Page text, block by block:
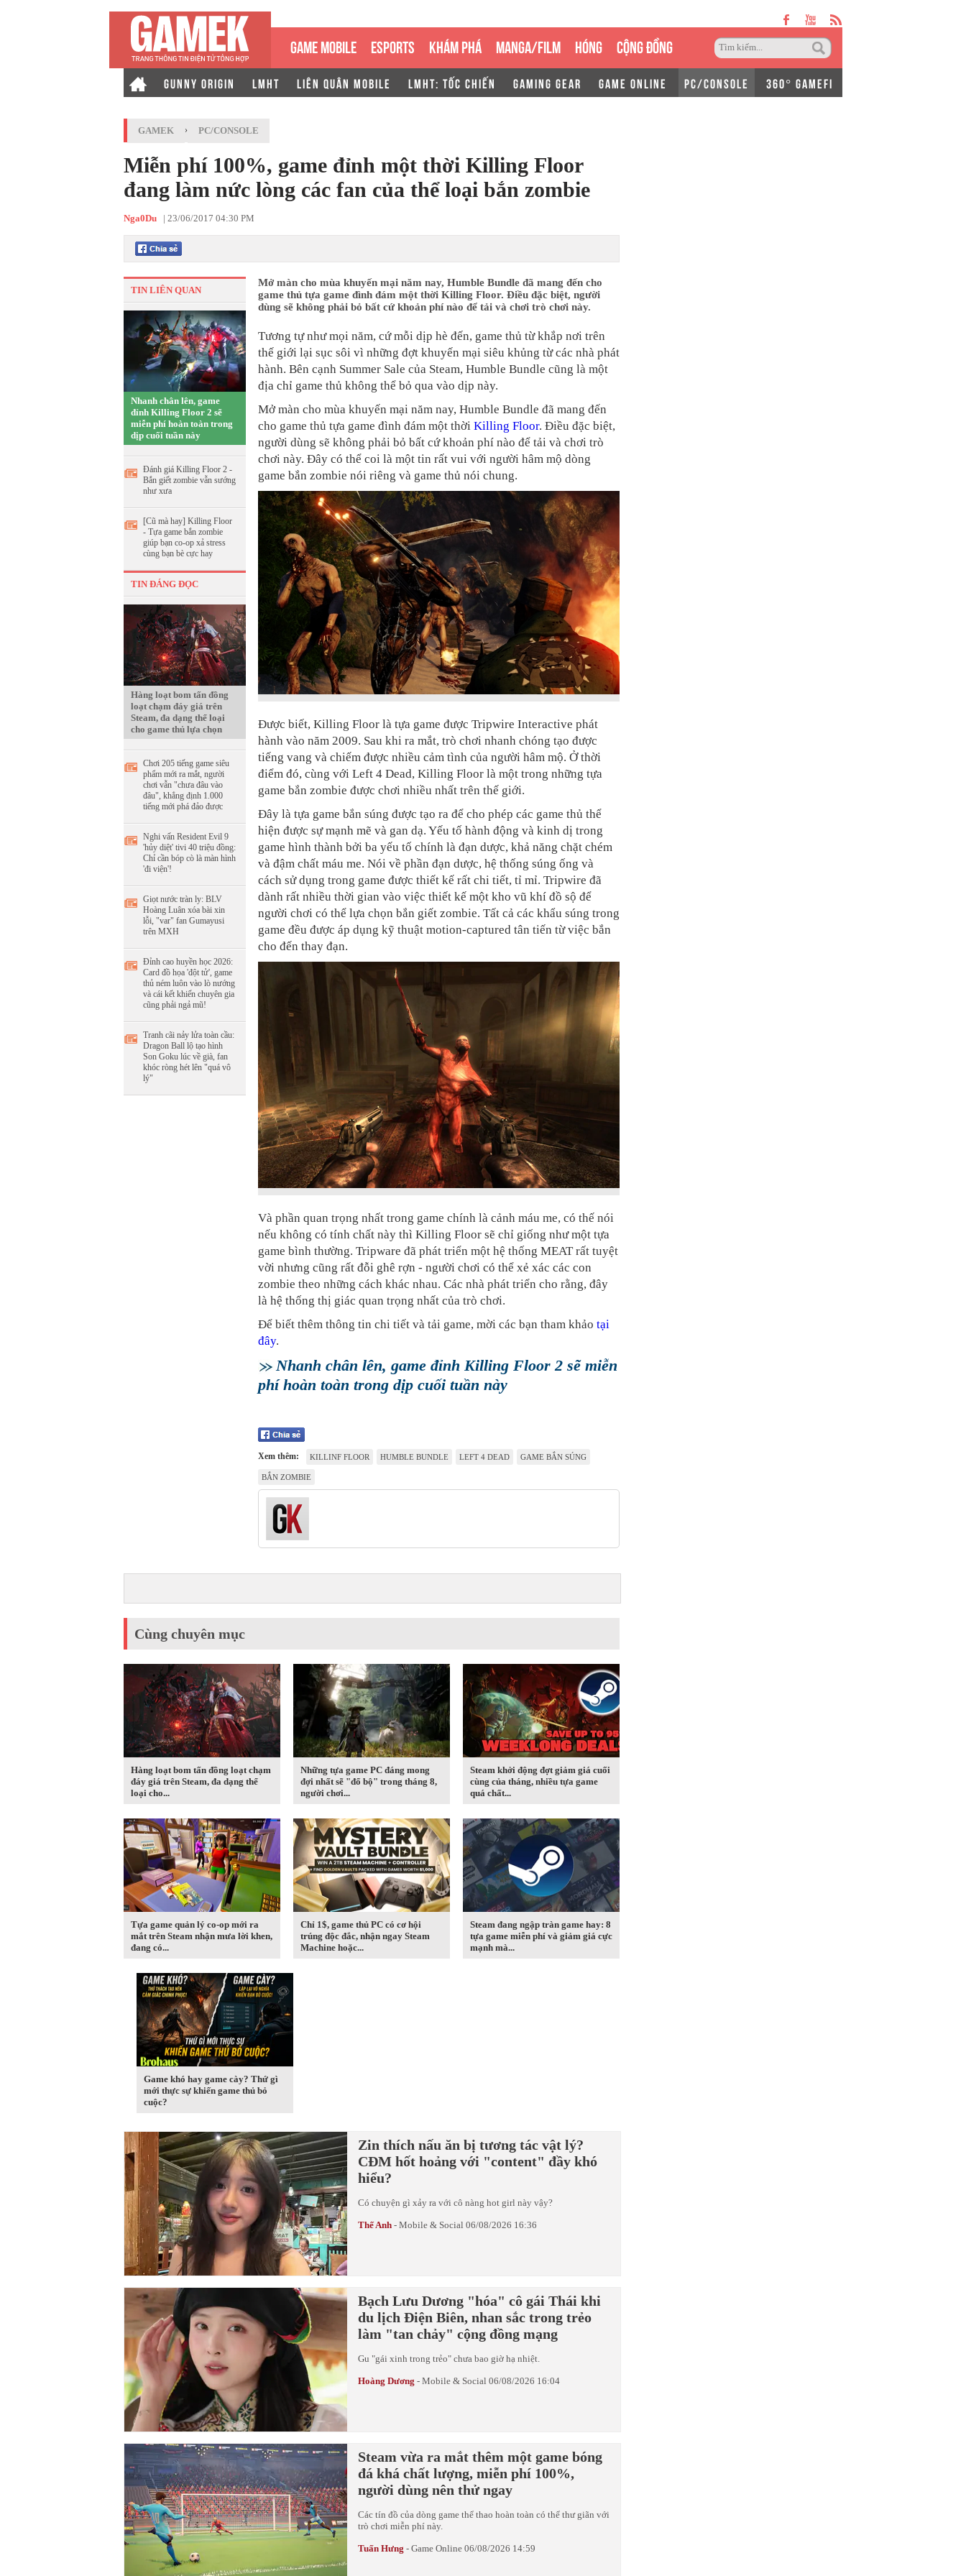
GAME MOBILE ESPORTS KHÁM PHÁ MANGA/FILM HÓNG CỘNG ĐỒNG
GUNNY ORIGIN LMHT LIÊN QUÂN MOBILE LMHT: TỐC CHIẾN GAMING GEAR GAME ONLINE PC/CONSOLE 360° GAMEFI
GAMEK › PC/CONSOLE
Miễn phí 100%, game đỉnh một thời Killing Floor
đang làm nức lòng các fan của thể loại bắn zombie
Nga0Du | 23/06/2017 04:30 PM
TIN LIÊN QUAN
Nhanh chân lên, game
đỉnh Killing Floor 2 sẽ
miễn phí hoàn toàn trong
dịp cuối tuần này
Đánh giá Killing Floor 2 -
Bắn giết zombie vẫn sướng
như xưa
[Cũ mà hay] Killing Floor
- Tựa game bắn zombie
giúp bạn co-op xả stress
cùng bạn bè cực hay
TIN ĐÁNG ĐỌC
Hàng loạt bom tấn đồng
loạt chạm đáy giá trên
Steam, đa dạng thể loại
cho game thủ lựa chọn
Chơi 205 tiếng game siêu
phẩm mới ra mắt, người
chơi vẫn "chưa đâu vào
đâu", khẳng định 1.000
tiếng mới phá đảo được
Nghi vấn Resident Evil 9
'hủy diệt' tivi 40 triệu đồng:
Chỉ cần bóp cò là màn hình
'đi viện'!
Giọt nước tràn ly: BLV
Hoàng Luân xóa bài xin
lỗi, "var" fan Gumayusi
trên MXH
Đỉnh cao huyền học 2026:
Card đồ họa 'đột tử', game
thủ ném luôn vào lò nướng
và cái kết khiến chuyên gia
cũng phải ngả mũ!
Tranh cãi nảy lửa toàn cầu:
Dragon Ball lộ tạo hình
Son Goku lúc về già, fan
khóc ròng hét lên "quá vô
lý"
Mở màn cho mùa khuyến mại năm nay, Humble Bundle đã mang đến cho
game thủ tựa game đình đám một thời Killing Floor. Điều đặc biệt, người
dùng sẽ không phải bỏ bất cứ khoản phí nào để tải và chơi trò chơi này.
Tương tự như mọi năm, cứ mỗi dịp hè đến, game thủ từ khắp nơi trên
thế giới lại sục sôi vì những đợt khuyến mại siêu khủng từ các nhà phát
hành. Bên cạnh Summer Sale của Steam, Humble Bundle cũng là một
địa chỉ game thủ không thể bỏ qua vào dịp này.
Mở màn cho mùa khuyến mại năm nay, Humble Bundle đã mang đến
cho game thủ tựa game đình đám một thời Killing Floor. Điều đặc biệt,
người dùng sẽ không phải bỏ bất cứ khoản phí nào để tải và chơi trò
chơi này. Đây có thể coi là một tin rất vui với người hâm mộ dòng
game bắn zombie nói riêng và game thủ nói chung.
Được biết, Killing Floor là tựa game được Tripwire Interactive phát
hành vào năm 2009. Sau khi ra mắt, trò chơi nhanh chóng tạo được
tiếng vang và chiếm được nhiều cảm tình của người hâm mộ. Ở thời
điểm đó, cùng với Left 4 Dead, Killing Floor là một trong những tựa
game bắn zombie được chơi nhiều nhất trên thế giới.
Đây là tựa game bắn súng được tạo ra để cho phép các game thủ thể
hiện được sự mạnh mẽ và gan dạ. Yếu tố hành động và kinh dị trong
game hình thành bởi ba yếu tố chính là đạn dược, khả năng chặt chém
và đậm chất máu me. Nói về phần đạn dược, hệ thống súng ống và
cách sử dụng trong game được thiết kế rất chi tiết, tỉ mỉ. Tripwire đã
dành rất nhiều thời gian vào việc thiết kế một kho vũ khí đồ sộ để
người chơi có thể lựa chọn bắn giết zombie. Tất cả các khẩu súng trong
game đều được áp dụng kỹ thuật motion-captured tân tiến từ việc bắn
cho đến thay đạn.
Và phần quan trọng nhất trong game chính là cảnh máu me, có thế nói
nếu không có tính chất này thì Killing Floor sẽ chỉ giống như một tựa
game bình thường. Tripware đã phát triển một hệ thống MEAT rất tuyệt
vời nhưng cũng rất đỗi ghê rợn - người chơi có thể xẻ xác các con
zombie theo những cách khác nhau. Các nhà phát triển cho rằng, đây
là hệ thống thị giác quan trọng nhất của trò chơi.
Để biết thêm thông tin chi tiết và tải game, mời các bạn tham khảo tại
đây.
Nhanh chân lên, game đỉnh Killing Floor 2 sẽ miễn
phí hoàn toàn trong dịp cuối tuần này
Xem thêm: KILLINF FLOOR HUMBLE BUNDLE LEFT 4 DEAD GAME BẮN SÚNG
BẮN ZOMBIE
Cùng chuyên mục
Hàng loạt bom tấn đồng loạt chạm
đáy giá trên Steam, đa dạng thể
loại cho...
Những tựa game PC đáng mong
đợi nhất sẽ "đổ bộ" trong tháng 8,
người chơi...
Steam khởi động đợt giảm giá cuối
cùng của tháng, nhiều tựa game
quá chất...
Tựa game quản lý co-op mới ra
mắt trên Steam nhận mưa lời khen,
đang có...
Chỉ 1$, game thủ PC có cơ hội
trúng độc đắc, nhận ngay Steam
Machine hoặc...
Steam đang ngập tràn game hay: 8
tựa game miễn phí và giảm giá cực
mạnh mà...
Game khó hay game cày? Thứ gì
mới thực sự khiến game thủ bỏ
cuộc?
Zin thích nấu ăn bị tương tác vật lý?
CĐM hốt hoảng với "content" đầy khó
hiểu?
Có chuyện gì xảy ra với cô nàng hot girl này vậy?
Thế Anh - Mobile & Social 06/08/2026 16:36
Bạch Lưu Dương "hóa" cô gái Thái khi
du lịch Điện Biên, nhan sắc trong trẻo
làm "tan chảy" cộng đồng mạng
Gu "gái xinh trong trẻo" chưa bao giờ hạ nhiệt.
Hoàng Dương - Mobile & Social 06/08/2026 16:04
Steam vừa ra mắt thêm một game bóng
đá khá chất lượng, miễn phí 100%,
người dùng nên thử ngay
Các tín đồ của dòng game thể thao hoàn toàn có thể thư giãn với
trò chơi miễn phí này.
Tuấn Hưng - Game Online 06/08/2026 14:59